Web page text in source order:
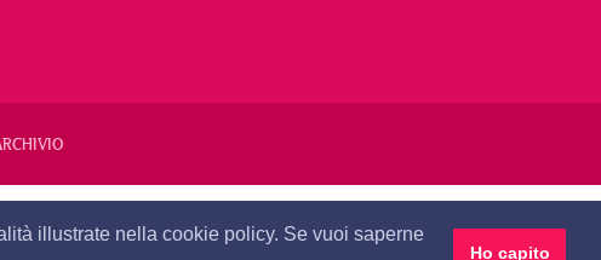
illustrate nella cookie policy. Se vuoi saperne
Ho capito
VIDEO